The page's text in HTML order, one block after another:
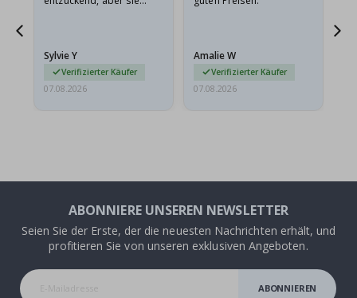
sie…
Sylvie Y
Verifizierter Käufer
07.08.2026
Amalie W
Verifizierter Käufer
07.08.2026
ABONNIERE UNSEREN NEWSLETTER
Seien Sie der Erste, der die neuesten Nachrichten erhält, und
profitieren Sie von unseren exklusiven Angeboten.
ABONNIEREN